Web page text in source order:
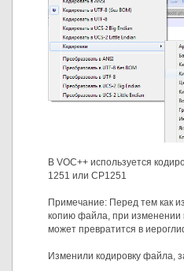
В VOC++ используется
1251 или CP1251
Примечание: Перед тем как
копию файла, при изменении
может превратится в
Изменили кодировку файла,